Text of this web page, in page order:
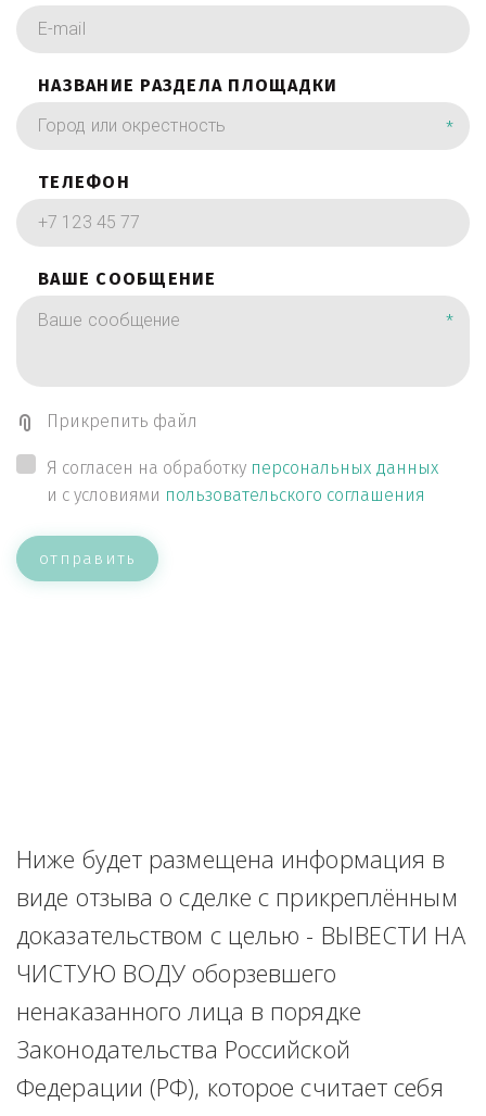
НАЗВАНИЕ РАЗДЕЛА ПЛОЩАДКИ
*
ТЕЛЕФОН
ВАШЕ СООБЩЕНИЕ
*
Прикрепить файл
Я согласен на обработку персональных данных
и с условиями пользовательского соглашения
отправить
Ниже будет размещена информация в
виде отзыва о сделке с прикреплённым
доказательством с целью - ВЫВЕСТИ НА
ЧИСТУЮ ВОДУ оборзевшего
ненаказанного лица в порядке
Законодательства Российской
Федерации (РФ), которое считает себя